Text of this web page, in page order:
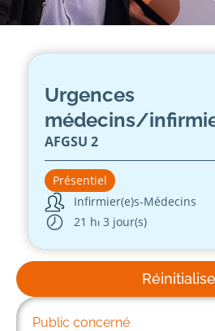
Public concerné
Urgences
médecins/
AFGSU 2
Présentiel
Infirmier(e)s-Médecins
21 h⏐ 3 jour(s)